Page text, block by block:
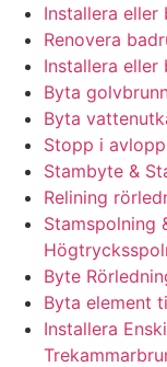
Installera
Renovera
Installera
Byta
Byta
Stopp i
Stambyte &
Relining
Stamspolning
Byte
Byta element
Installera